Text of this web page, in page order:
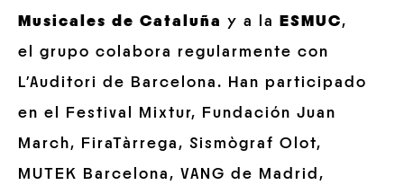
Musicales de Cataluña y a la ESMUC,
el grupo colabora regularmente con
L’Auditori de Barcelona. Han participado
en el Festival Mixtur, Fundación Juan
March, FiraTàrrega, Sismògraf Olot,
MUTEK Barcelona, VANG de Madrid,